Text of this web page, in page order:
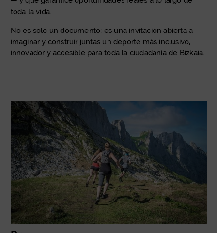
toda la vida.
No es solo un documento: es una invitación abierta a
imaginar y construir juntas un deporte más inclusivo,
innovador y accesible para toda la ciudadanía de Bizkaia.